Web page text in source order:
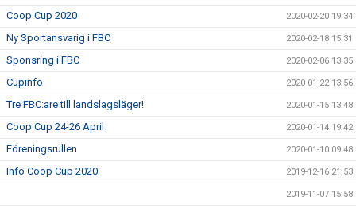
Coop Cup 2020 2020-02-20 19:34
Ny Sportansvarig i FBC 2020-02-18 15:31
Sponsring i FBC 2020-02-06 13:35
Cupinfo 2020-01-22 13:56
Tre FBC:are till landslagsläger! 2020-01-15 13:48
Coop Cup 24-26 April 2020-01-14 19:42
Föreningsrullen 2020-01-10 09:48
Info Coop Cup 2020 2019-12-16 21:53
2019-11-07 15:58